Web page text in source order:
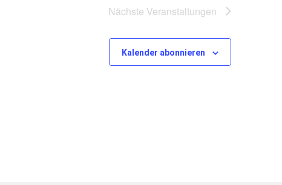
Nächste Veranstaltungen
Kalender abonnieren